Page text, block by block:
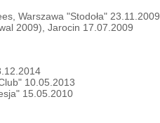
Warszawa "Stodoła" 23.11.2009
2009), Jarocin 17.07.2009
10.05.2013
15.05.2010